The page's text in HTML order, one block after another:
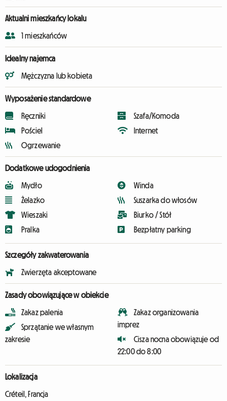
Aktualni mieszkańcy lokalu
1 mieszkańców
Idealny najemca
Mężczyzna lub kobieta
Wyposażenie standardowe
Ręczniki
Pościel
Ogrzewanie
Szafa/Komoda
Internet
Dodatkowe udogodnienia
Mydło
Żelazko
Wieszaki
Pralka
Winda
Suszarka do włosów
Biurko / Stół
Bezpłatny parking
Szczegóły zakwaterowania
Zwierzęta akceptowane
Zasady obowiązujące w obiekcie
Zakaz palenia
Sprzątanie we własnym
zakresie
Zakaz organizowania
imprez
Cisza nocna obowiązuje od
22:00 do 8:00
Lokalizacja
Créteil, Francja